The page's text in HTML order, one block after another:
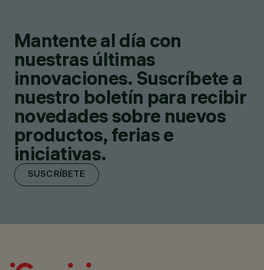
Mantente al día con
nuestras últimas
innovaciones. Suscríbete a
nuestro boletín para recibir
novedades sobre nuevos
productos, ferias e
iniciativas.
SUSCRÍBETE